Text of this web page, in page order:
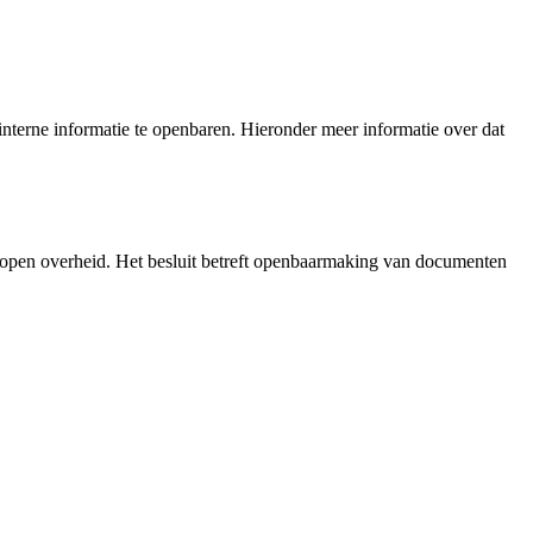
informatie te openbaren. Hieronder meer informatie over dat
overheid. Het besluit betreft openbaarmaking van documenten